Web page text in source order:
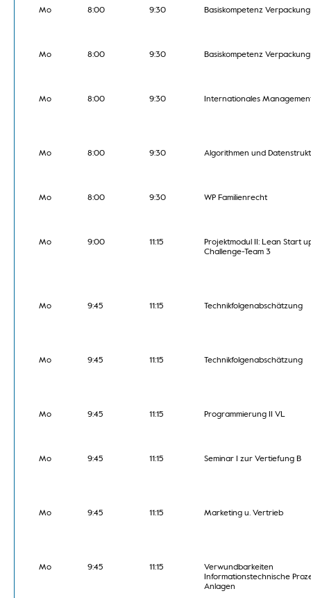
Mo 8:00 9:30 Basiskompetenz
Mo 8:00 9:30 Basiskompetenz
Mo 8:00 9:30 Internationales
Mo 8:00 9:30 Algorithmen und
Mo 8:00 9:30 WP Familienrecht
Mo 9:00 11:15
Projektmodul II: Lean Start
Challenge-Team 3
Mo 9:45 11:15 Technikfolgenabschätzung
Mo 9:45 11:15 Technikfolgenabschätzung
Mo 9:45 11:15 Programmierung II VL
Mo 9:45 11:15 Seminar I zur Vertiefung B
Mo 9:45 11:15 Marketing u. Vertrieb
Mo 9:45 11:15
Verwundbarkeiten
Informationstechnische
Anlagen